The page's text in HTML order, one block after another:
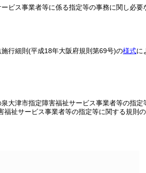
ビス事業者等に係る指定等の事務に関し必要
行細則 (平成18年大阪府規則第69号)の様式に
大津市指定障害福祉サービス事業者等の指
祉サービス事業者等の指定等に関する規則